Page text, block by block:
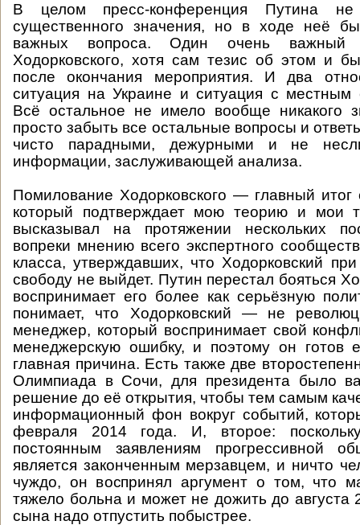
В целом пресс-конференция Путина не
существенного значения, но в ходе неё
важных вопроса. Один очень важный
Ходорковского, хотя сам тезис об этом и
после окончания мероприятия. И два
ситуация на Украине и ситуация с местным
Всё остальное не имело вообще никакого
просто забыть все остальные вопросы и
чисто парадными, дежурными и не
информации, заслуживающей анализа.
Помилование Ходорковского — главный итог
который подтверждает мою теорию и мои
высказывал на протяжении нескольких
вопреки мнению всего экспертного
класса, утверждавших, что Ходорковский
свободу не выйдет. Путин перестал бояться
воспринимает его более как серьёзную
понимает, что Ходорковский — не
менеджер, который воспринимает свой
менеджерскую ошибку, и поэтому он готов
главная причина. Есть также две
Олимпиада в Сочи, для президента было
решение до её открытия, чтобы тем самым
информационный фон вокруг событий,
февраля 2014 года. И, второе:
постоянным заявлениям прогрессивной
является законченным мерзавцем, и ничто
чуждо, он воспринял аргумент о том, что
тяжело больна и может не дожить до августа
сына надо отпустить побыстрее.